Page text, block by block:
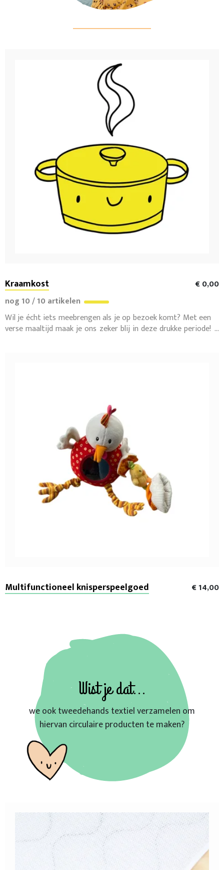
Kraamkost
€ 0,00
nog 10 / 10 artikelen
Wil je écht iets meebrengen als je op bezoek komt? Met een
verse maaltijd maak je ons zeker blij in deze drukke periode!
Multifunctioneel knisperspeelgoed € 14,00
Wist je dat...
we ook tweedehands textiel verzamelen om
hiervan circulaire producten te maken?